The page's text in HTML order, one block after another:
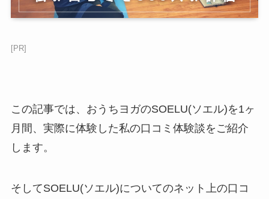
[PR]
この記事では、おうちヨガのSOELU(ソエル)を1ヶ
月間、実際に体験した私の口コミ体験談をご紹介
します。
そしてSOELU(ソエル)についてのネット上の口コ